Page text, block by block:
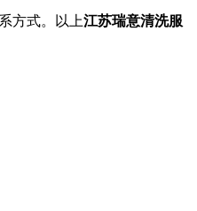
方式。以上江苏瑞意清洗服